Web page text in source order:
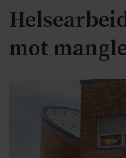
mot